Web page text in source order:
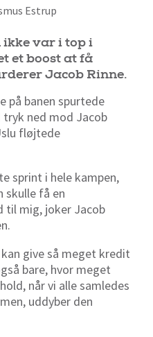
Estrup
var i top i
et boost at få
Jacob Rinne.
på banen spurtede
ned mod Jacob
fløjtede
sprint i hele kampen,
skulle få en
til mig, joker Jacob
give så meget kredit
bare, hvor meget
når vi alle samledes
uddyber den